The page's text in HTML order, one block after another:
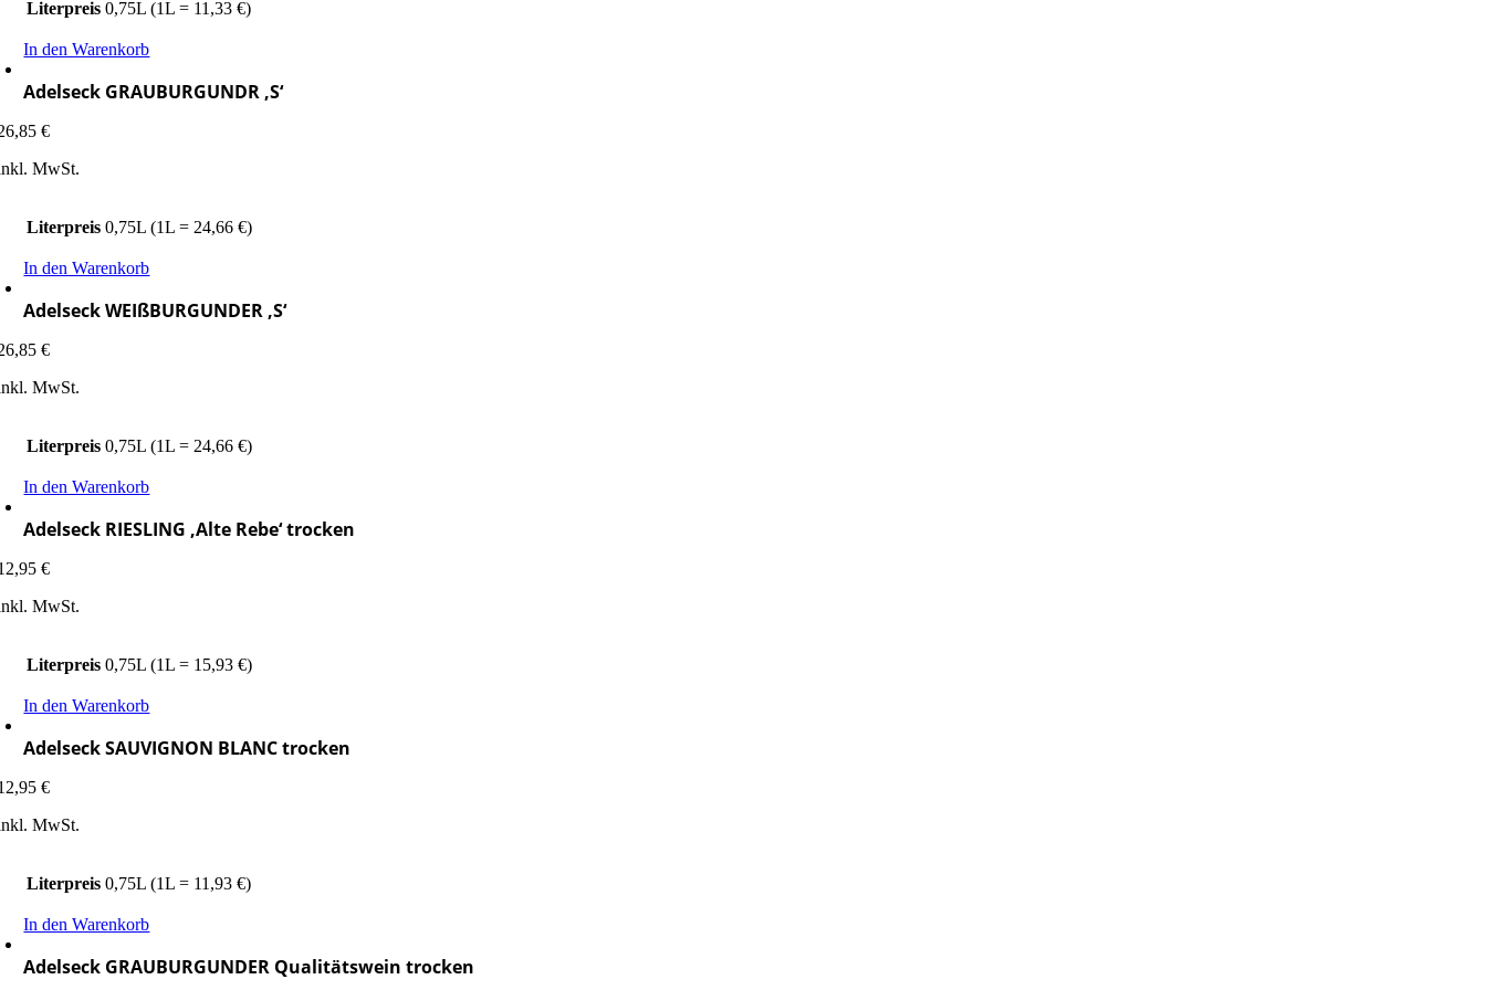
Literpreis 0,75L (1L = 11,33 €)
In den Warenkorb
Adelseck GRAUBURGUNDR ‚S‘
€
MwSt.
Literpreis 0,75L (1L = 24,66 €)
In den Warenkorb
Adelseck WEIßBURGUNDER ‚S‘
€
MwSt.
Literpreis 0,75L (1L = 24,66 €)
In den Warenkorb
Adelseck RIESLING ‚Alte Rebe‘ trocken
€
MwSt.
Literpreis 0,75L (1L = 15,93 €)
In den Warenkorb
Adelseck SAUVIGNON BLANC trocken
€
MwSt.
Literpreis 0,75L (1L = 11,93 €)
In den Warenkorb
Adelseck GRAUBURGUNDER Qualitätswein trocken